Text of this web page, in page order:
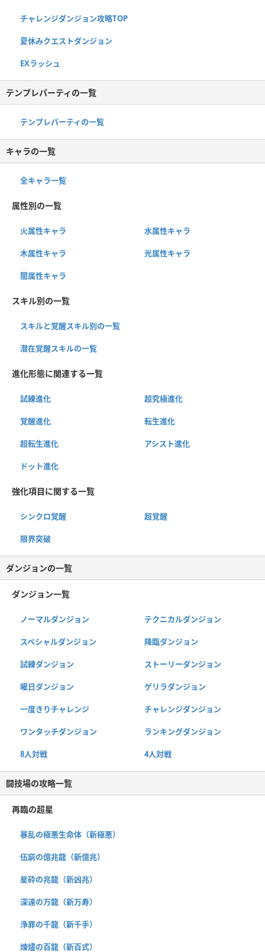
チャレンジダンジョン攻略TOP
夏休みクエストダンジョン
EXラッシュ
テンプレパーティの一覧
テンプレパーティの一覧
キャラの一覧
全キャラ一覧
属性別の一覧
火属性キャラ 水属性キャラ
木属性キャラ 光属性キャラ
闇属性キャラ
スキル別の一覧
スキルと覚醒スキル別の一覧
潜在覚醒スキルの一覧
進化形態に関連する一覧
試練進化 超究極進化
覚醒進化 転生進化
超転生進化 アシスト進化
ドット進化
強化項目に関する一覧
シンクロ覚醒 超覚醒
限界突破
ダンジョンの一覧
ダンジョン一覧
ノーマルダンジョン テクニカルダンジョン
スペシャルダンジョン 降臨ダンジョン
試練ダンジョン ストーリーダンジョン
曜日ダンジョン ゲリラダンジョン
一度きりチャレンジ チャレンジダンジョン
ワンタッチダンジョン ランキングダンジョン
8人対戦 4人対戦
闘技場の攻略一覧
再臨の超星
暴乱の極悪生命体（新極悪）
伍窮の億兆龍（新億兆）
星砕の兆龍（新凶兆）
深遠の万龍（新万寿）
浄罪の千龍（新千手）
煉燼の百龍（新百式）